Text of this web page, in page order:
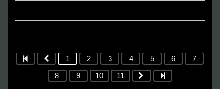
1 2 3 4 5 6 7
8 9 10 11